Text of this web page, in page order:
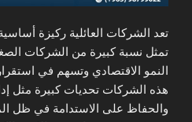
تعد الشركات العائلية ركيزة
تمثل نسبة كبيرة من الشركات
النمو الاقتصادي وتسهم في
هذه الشركات تحديات كبيرة مثل
والحفاظ على الاستدامة في ظل